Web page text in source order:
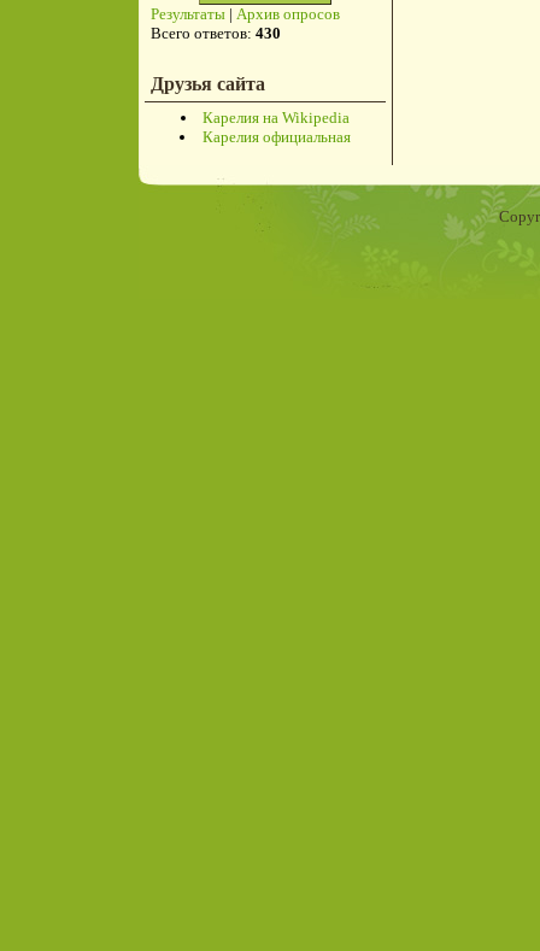
Результаты | Архив опросов
Всего ответов: 430
Друзья сайта
Карелия на Wikipedia
Карелия официальная